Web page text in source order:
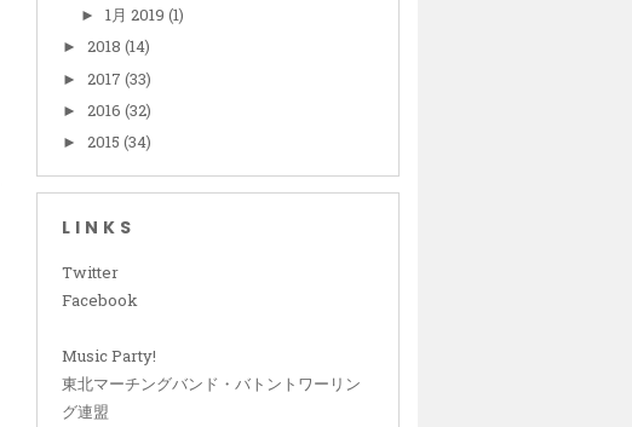
►1月 2019(1)
► 2018 (14)
► 2017 (33)
► 2016 (32)
► 2015 (34)
LINKS
Twitter
Facebook
Music Party!
東北マーチングバンド・バトントワーリン
グ連盟